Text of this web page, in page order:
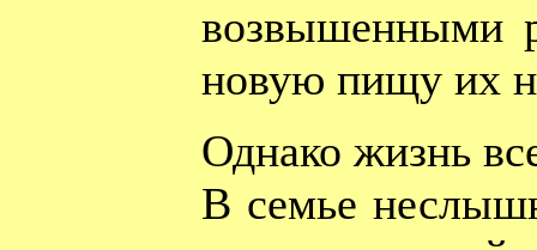
возвышенными
новую пищу их
Однако жизнь
В семье